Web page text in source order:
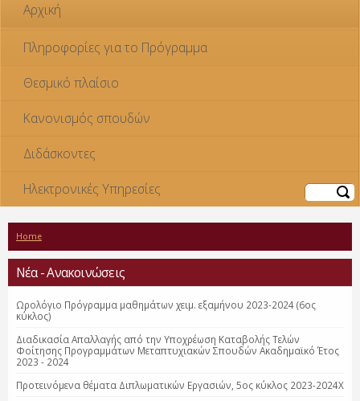
Αρχική
Πληροφορίες για το Πρόγραμμα
Θεσμικό πλαίσιο
Κανονισμός σπουδών
Διδάσκοντες
Ηλεκτρονικές Υπηρεσίες
Αναζήτηση
Home
Νέα - Ανακοινώσεις
Ωρολόγιο Πρόγραμμα μαθημάτων χειμ. εξαμήνου 2023-2024 (6ος
κύκλος)
Διαδικασία Απαλλαγής από την Υποχρέωση Καταβολής Τελών
Φοίτησης Προγραμμάτων Μεταπτυχιακών Σπουδών Ακαδημαϊκό Έτος
2023 - 2024
Προτεινόμενα θέματα Διπλωματικών Εργασιών, 5ος κύκλος 2023-2024Χ